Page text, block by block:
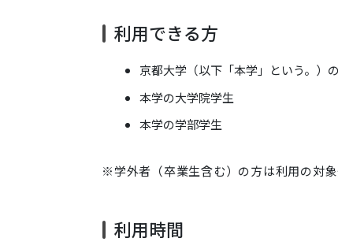
利用できる方
京都大学（以下「本学」という。）
本学の大学院学生
本学の学部学生
※学外者（卒業生含む）の方は利用の対象
利用時間